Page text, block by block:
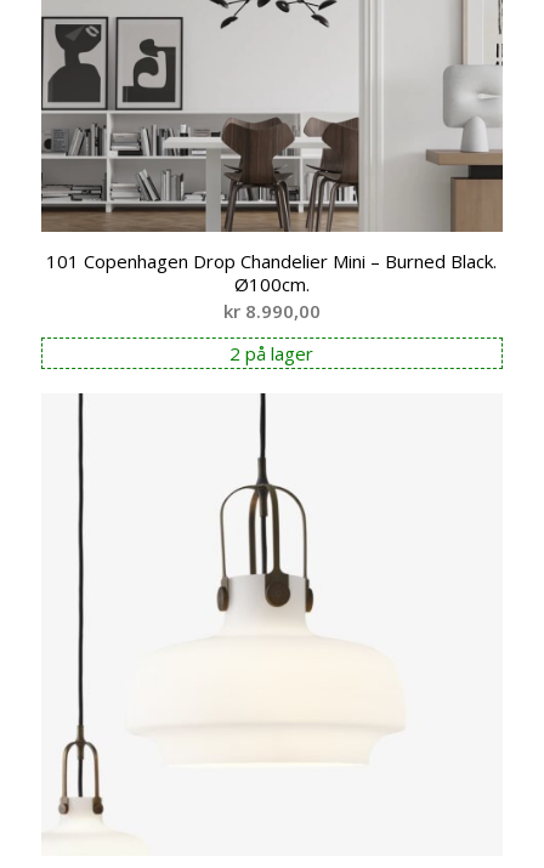
101 Copenhagen Drop Chandelier Mini – Burned Black.
Ø100cm.
kr8.990,00
2 på lager